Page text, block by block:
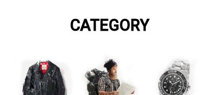
CATEGORY